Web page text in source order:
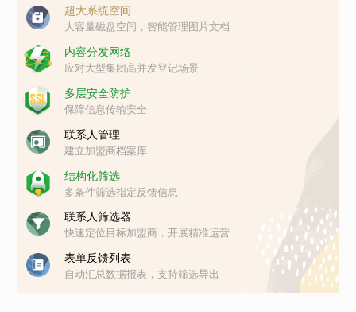
超大系统空间
大容量磁盘空间，智能管理图片文档
内容分发网络
应对大型集团高并发登记场景
多层安全防护
保障信息传输安全
联系人管理
建立加盟商档案库
结构化筛选
多条件筛选指定反馈信息
联系人筛选器
快速定位目标加盟商，开展精准运营
表单反馈列表
自动汇总数据报表，支持筛选导出